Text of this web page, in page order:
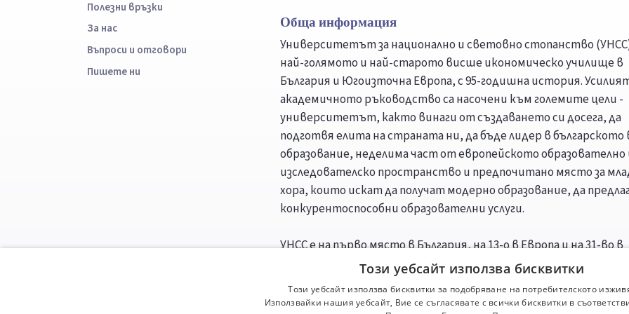
Полезни връзки
За нас
Въпроси и отговори
Пишете ни
Обща информация
Университетът за национално и световно стопанство
най-голямото и най-старото висше икономическо училище в
България и Югоизточна Европа, с 95-годишна история.
академичното ръководство са насочени към големите цели -
университетът, както винаги от създаването си досега, да
подготвя елита на страната ни, да бъде лидер в
образование, неделима част от европейското образователно
изследователско пространство и предпочитано място за
хора, които искат да получат модерно образование, да
конкурентоспособни образователни услуги.
УНСС е на първо място в България, на 13-о в Европа и на 31-во в
класацията на световните бизнес училища през 2011 г. на
консорциум на 126 изследователски центрове и институти
Министерството на образованието на Испания.
Този уебсайт използва бисквитки
Този уебсайт използва бисквитки за подобряване на потребителското
Използвайки нашия уебсайт, Вие се съгласявате с всички бисквитки в